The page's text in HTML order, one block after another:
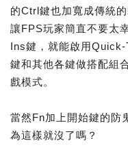
的Ctrl鍵也加寬成傳統
讓FPS玩家簡直不要太
Ins鍵，就能啟用
鍵和其他各鍵做搭配組
戲模式。
當然Fn加上開始鍵的防
為這樣就沒了嗎？